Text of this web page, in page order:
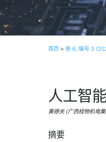
首页 > 卷 6, 编号 3
人工智
黄德关 (广西桂物机电
摘要